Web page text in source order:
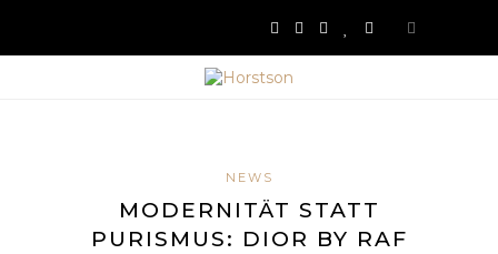
NEWS
MODERNITÄT STATT
PURISMUS: DIOR BY RAF